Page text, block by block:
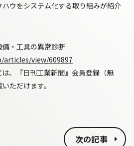
ウをシステム化する取り組みが紹介
・工具の異常診断
view/609897
、『日刊工業新聞』会員登録（無
ただけます。
次の記事